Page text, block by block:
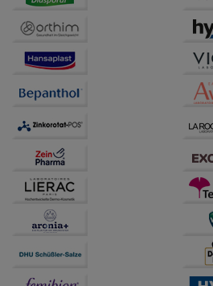
auch auf Ihre Bedürfnisse
anzuzeigen und unser
betreiben.
Statistik & Tracking:
Hierüber
unserer Website sammeln, mit
Website weiter für Sie
auf unserer Website aber auch
Drittseiten möglichst relevant für
Bitte beachten Sie, dass Daten
Dritte wie z.B. Google oder
übertragen werden.